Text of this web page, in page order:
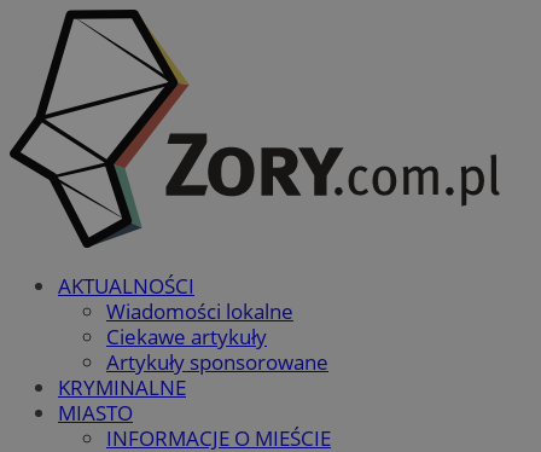
AKTUALNOŚCI
Wiadomości lokalne
Ciekawe artykuły
Artykuły sponsorowane
KRYMINALNE
MIASTO
INFORMACJE O MIEŚCIE